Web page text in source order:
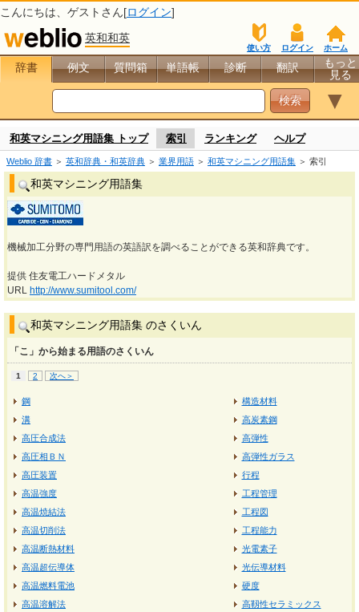
こんにちは、 ゲスト さん[ログイン]
英和和英
ホーム
ログイン
使い方
辞書 例文 質問箱 単語帳 診断 翻訳
もっと
見る
▼
和英マシニング用語集 トップ 索引 ランキング ヘルプ
Weblio 辞書 ＞ 英和辞典・和英辞典 ＞ 業界用語 ＞ 和英マシニング用語集 ＞ 索引
和英マシニング用語集
機械加工分野の専門用語の英語訳を調べることができる英和辞典です。
提供 住友電工ハードメタル
URL http://www.sumitool.com/
和英マシニング用語集 のさくいん
「こ」から始まる用語のさくいん
1 2 次へ＞
鋼
溝
高圧合成法
高圧相ＢＮ
高圧装置
高温強度
高温焼結法
高温切削法
高温断熱材料
高温超伝導体
高温燃料電池
高温溶解法
構造材料
高炭素鋼
高弾性
高弾性ガラス
行程
工程管理
工程図
工程能力
光電素子
光伝導材料
硬度
高靱性セラミックス